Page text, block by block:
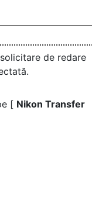
de redare
[ Nikon Transfer